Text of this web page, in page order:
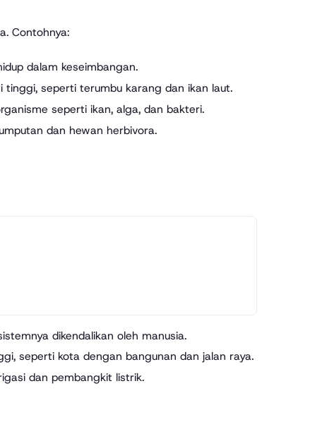
Contohnya:
dalam keseimbangan.
seperti terumbu karang dan ikan laut.
seperti ikan, alga, dan bakteri.
dan hewan herbivora.
dikendalikan oleh manusia.
seperti kota dengan bangunan dan jalan raya.
dan pembangkit listrik.